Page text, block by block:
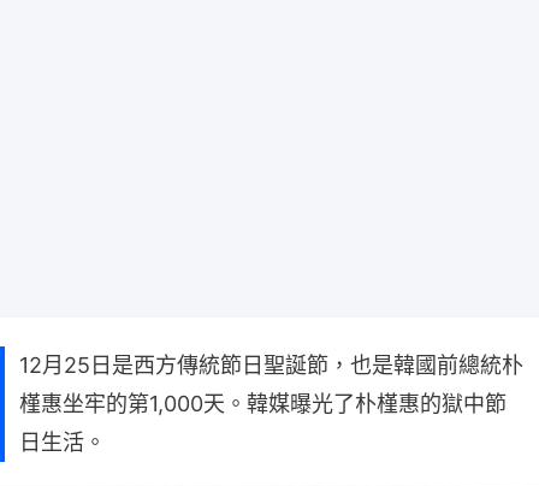
12月25日是西方傳統節日聖誕節，也是韓國前總統朴
槿惠坐牢的第1,000天。韓媒曝光了朴槿惠的獄中節
日生活。